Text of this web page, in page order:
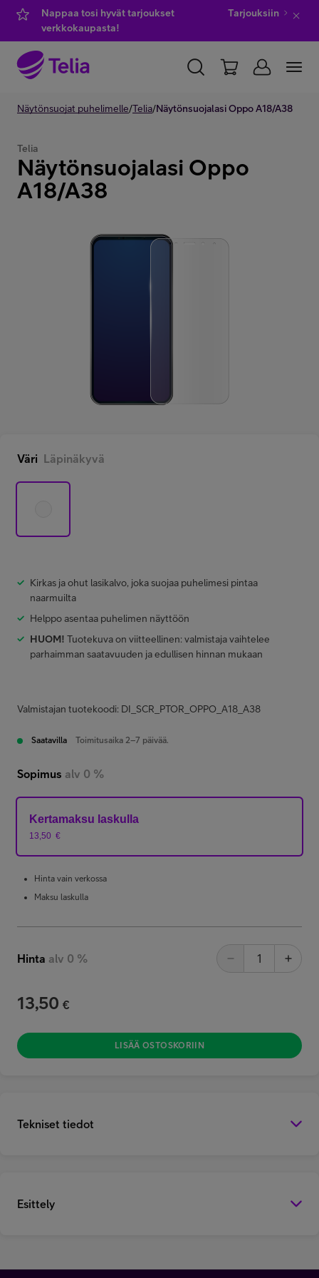
Nappaa tosi hyvät tarjoukset
verkkokaupasta!
Tarjouksiin
YKSITYISILLE YRITYKSILLE WHOLESALE
Kauppa
Näytönsuojat puhelimelle/Telia/Näytönsuojalasi Oppo A18/A38
Telia
Näytönsuojalasi Oppo
A18/A38
Väri Läpinäkyvä
Kirkas ja ohut lasikalvo, joka suojaa puhelimesi pintaa
naarmuilta
Helppo asentaa puhelimen näyttöön
HUOM! Tuotekuva on viitteellinen: valmistaja vaihtelee
parhaimman saatavuuden ja edullisen hinnan mukaan
Valmistajan tuotekoodi: DI_SCR_PTOR_OPPO_A18_A38
Saatavilla Toimitusaika 2–7 päivää.
Sopimus alv 0 %
Kertamaksu laskulla
13,50 €
Hinta vain verkossa
Maksu laskulla
Hinta alv 0 %
13,50 €
LISÄÄ OSTOSKORIIN
Tekniset tiedot
Esittely